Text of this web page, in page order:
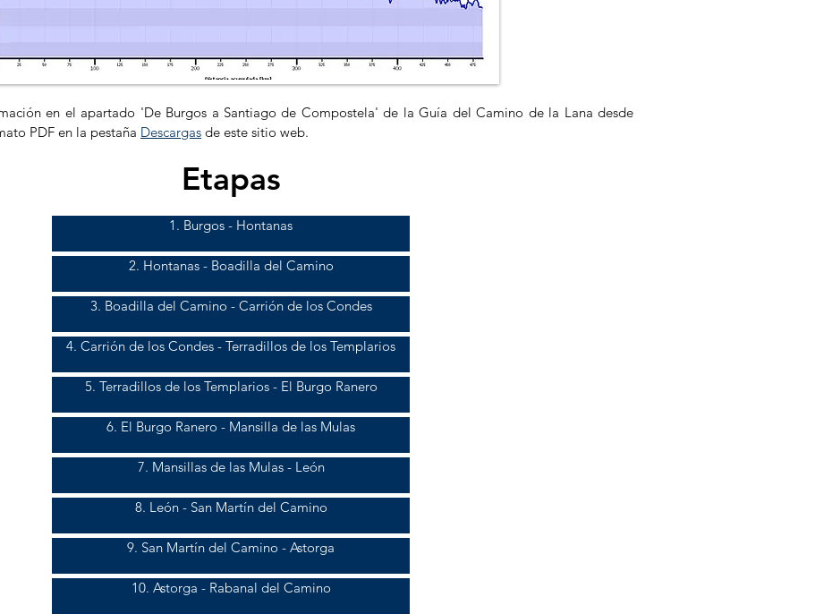
en el apartado 'De Burgos a Santiago de Compostela' de la Guía del Camino de la Lana desde
PDF en la pestaña Descargas de este sitio web.
Etapas
1. Burgos - Hontanas
2. Hontanas - Boadilla del Camino
3. Boadilla del Camino - Carrión de los Condes
4. Carrión de los Condes - Terradillos de los Templarios
5. Terradillos de los Templarios - El Burgo Ranero
6. El Burgo Ranero - Mansilla de las Mulas
7. Mansillas de las Mulas - León
8. León - San Martín del Camino
9. San Martín del Camino - Astorga
10. Astorga - Rabanal del Camino